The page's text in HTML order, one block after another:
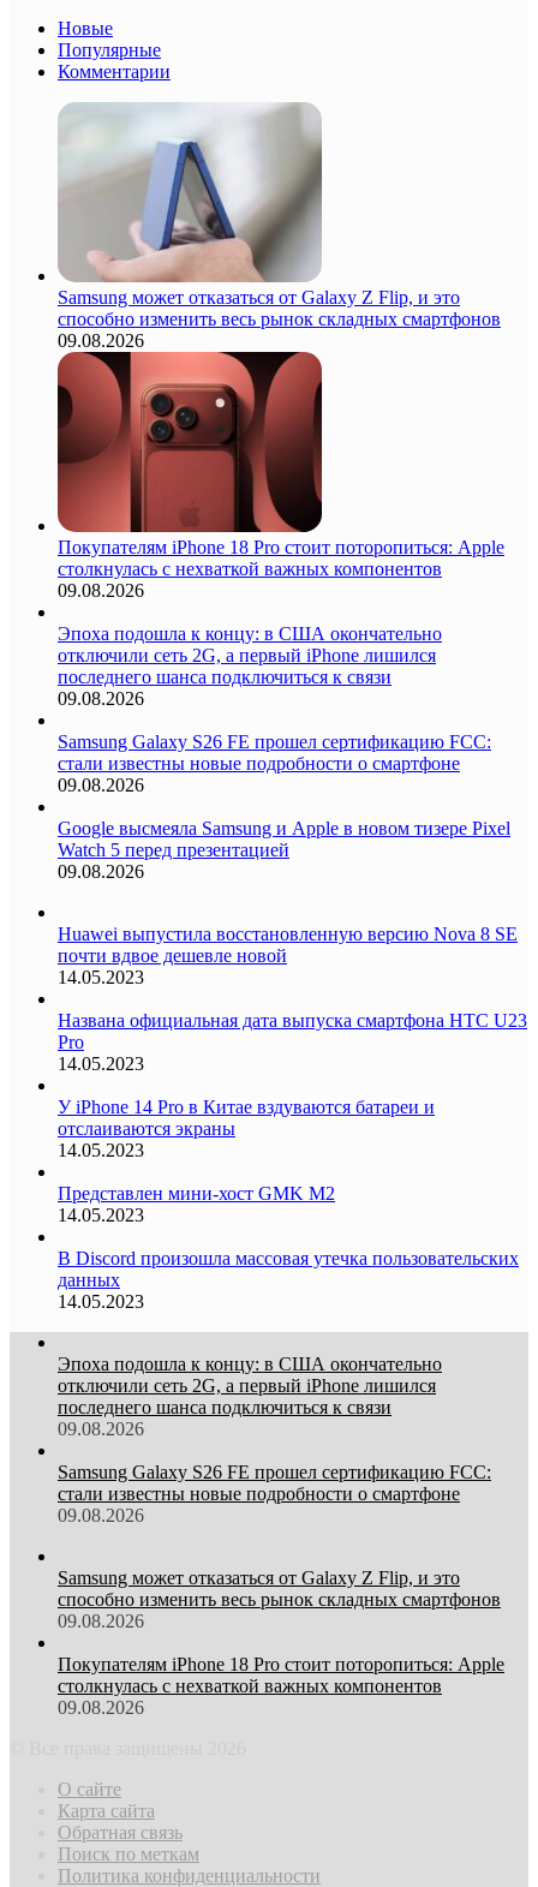
Новые
Популярные
Комментарии
Samsung может отказаться от Galaxy Z Flip, и это
способно изменить весь рынок складных смартфонов
09.08.2026
Покупателям iPhone 18 Pro стоит поторопиться: Apple
столкнулась с нехваткой важных компонентов
09.08.2026
Эпоха подошла к концу: в США окончательно
отключили сеть 2G, а первый iPhone лишился
последнего шанса подключиться к связи
09.08.2026
Samsung Galaxy S26 FE прошел сертификацию FCC:
стали известны новые подробности о смартфоне
09.08.2026
Google высмеяла Samsung и Apple в новом тизере Pixel
Watch 5 перед презентацией
09.08.2026
Huawei выпустила восстановленную версию Nova 8 SE
почти вдвое дешевле новой
14.05.2023
Названа официальная дата выпуска смартфона HTC U23
Pro
14.05.2023
У iPhone 14 Pro в Китае вздуваются батареи и
отслаиваются экраны
14.05.2023
Представлен мини-хост GMK M2
14.05.2023
В Discord произошла массовая утечка пользовательских
данных
14.05.2023
Эпоха подошла к концу: в США окончательно
отключили сеть 2G, а первый iPhone лишился
последнего шанса подключиться к связи
09.08.2026
Samsung Galaxy S26 FE прошел сертификацию FCC:
стали известны новые подробности о смартфоне
09.08.2026
Samsung может отказаться от Galaxy Z Flip, и это
способно изменить весь рынок складных смартфонов
09.08.2026
Покупателям iPhone 18 Pro стоит поторопиться: Apple
столкнулась с нехваткой важных компонентов
09.08.2026
О сайте
Карта сайта
Обратная связь
Поиск по меткам
Политика конфиденциальности